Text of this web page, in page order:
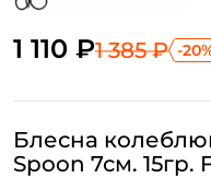
1 110 ₽1 385 ₽ -
Блесна
Spoon 7см. 15гр.